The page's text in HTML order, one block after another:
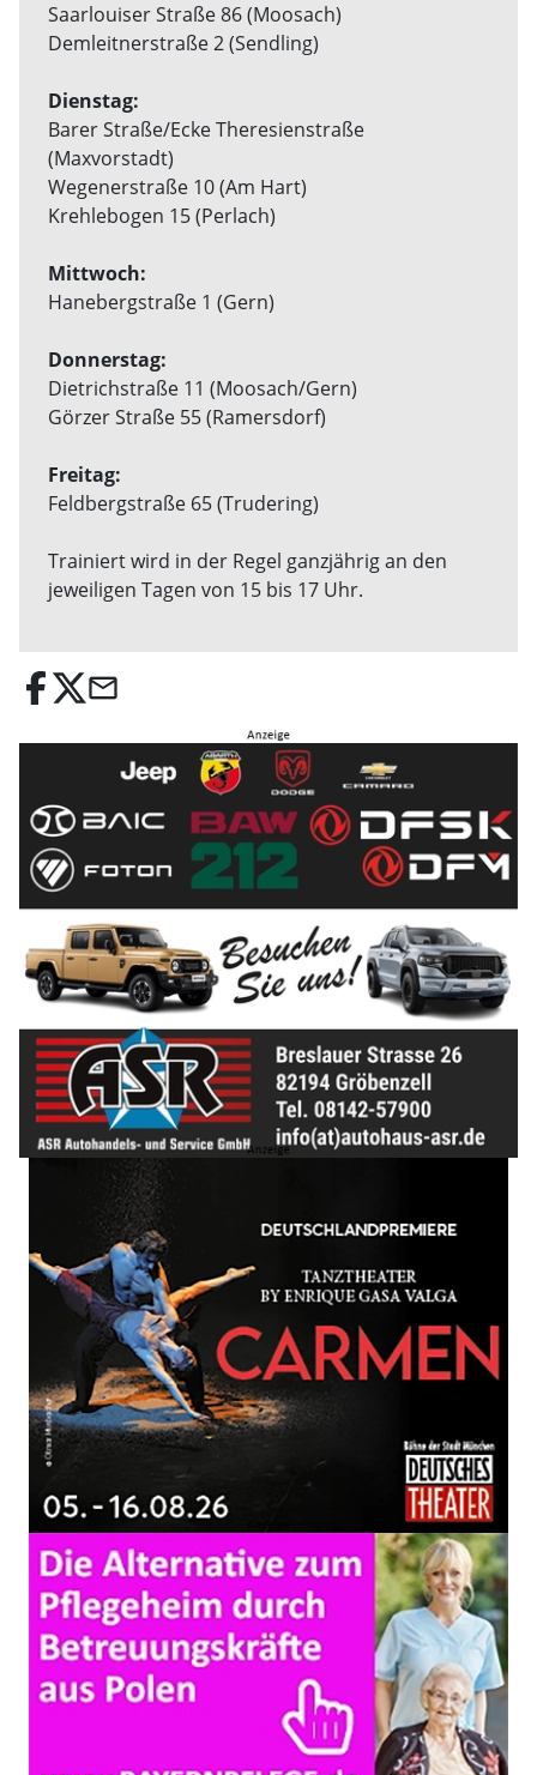
Saarlouiser Straße 86 (Moosach)
Demleitnerstraße 2 (Sendling)
Dienstag:
Barer Straße/Ecke Theresienstraße
(Maxvorstadt)
Wegenerstraße 10 (Am Hart)
Krehlebogen 15 (Perlach)
Mittwoch:
Hanebergstraße 1 (Gern)
Donnerstag:
Dietrichstraße 11 (Moosach/Gern)
Görzer Straße 55 (Ramersdorf)
Freitag:
Feldbergstraße 65 (Trudering)
Trainiert wird in der Regel ganzjährig an den
jeweiligen Tagen von 15 bis 17 Uhr.
email